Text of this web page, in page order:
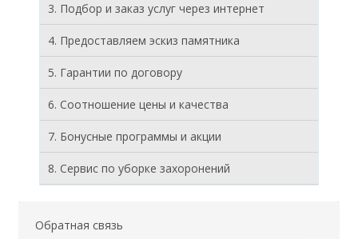
3. Подбор и заказ услуг через интернет
4. Предоставляем эскиз памятника
5. Гарантии по договору
6. Соотношение цены и качества
7. Бонусные программы и акции
8. Cервис по уборке захоронений
Обратная связь